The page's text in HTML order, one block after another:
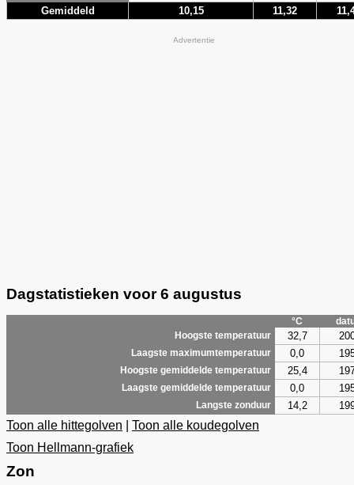
Gemiddeld 10,15 11,32
Advertentie
Dagstatistieken voor 6 augustus
°C
Hoogste temperatuur
32,7
Laagste maximumtemperatuur 0,0
Hoogste gemiddelde temperatuur 25,4
Laagste gemiddelde temperatuur 0,0
Langste zonduur 14,2
Toon alle hittegolven
Toon alle koudegolven
Toon Hellmann-grafiek
Zon